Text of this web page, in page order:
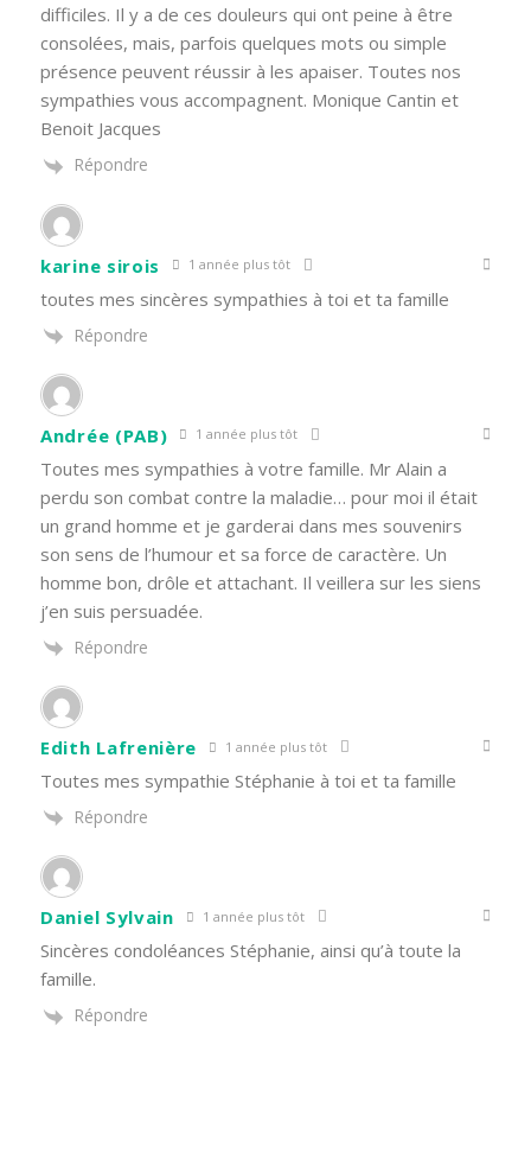
difficiles. Il y a de ces douleurs qui ont peine à être
consolées, mais, parfois quelques mots ou simple
présence peuvent réussir à les apaiser. Toutes nos
sympathies vous accompagnent. Monique Cantin et
Benoit Jacques
Répondre
karine sirois 1 année plus tôt
toutes mes sincères sympathies à toi et ta famille
Répondre
Andrée (PAB) 1 année plus tôt
Toutes mes sympathies à votre famille. Mr Alain a
perdu son combat contre la maladie… pour moi il était
un grand homme et je garderai dans mes souvenirs
son sens de l’humour et sa force de caractère. Un
homme bon, drôle et attachant. Il veillera sur les siens
j’en suis persuadée.
Répondre
Edith Lafrenière 1 année plus tôt
Toutes mes sympathie Stéphanie à toi et ta famille
Répondre
Daniel Sylvain 1 année plus tôt
Sincères condoléances Stéphanie, ainsi qu’à toute la
famille.
Répondre